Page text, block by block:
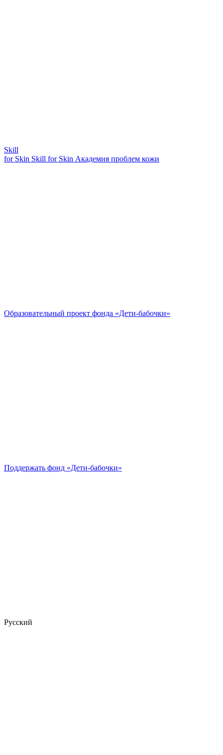
Skill
for Skin Skill for Skin Академия проблем кожи
Образовательный проект фонда «Дети-бабочки»
Поддержать фонд «Дети-бабочки»
Русский